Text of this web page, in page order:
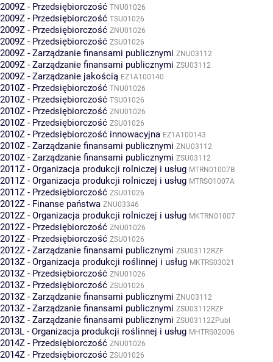
2009Z - Przedsiębiorczość TNU01026
2009Z - Przedsiębiorczość TSU01026
2009Z - Przedsiębiorczość ZNU01026
2009Z - Przedsiębiorczość ZSU01026
2009Z - Zarządzanie finansami publicznymi ZNU03112
2009Z - Zarządzanie finansami publicznymi ZSU03112
2009Z - Zarządzanie jakością EZ1A100140
2010Z - Przedsiębiorczość TNU01026
2010Z - Przedsiębiorczość TSU01026
2010Z - Przedsiębiorczość ZNU01026
2010Z - Przedsiębiorczość ZSU01026
2010Z - Przedsiębiorczość innowacyjna EZ1A100143
2010Z - Zarządzanie finansami publicznymi ZNU03112
2010Z - Zarządzanie finansami publicznymi ZSU03112
2011Z - Organizacja produkcji rolniczej i usług MTRN01007B
2011Z - Organizacja produkcji rolniczej i usług MTRSO1007A
2011Z - Przedsiębiorczość ZSU01026
2012Z - Finanse państwa ZNU03346
2012Z - Organizacja produkcji rolniczej i usług MKTRN01007
2012Z - Przedsiębiorczość ZNU01026
2012Z - Przedsiębiorczość ZSU01026
2012Z - Zarządzanie finansami publicznymi ZSU03112RZF
2013Z - Organizacja produkcji roślinnej i usług MKTRS03021
2013Z - Przedsiębiorczość ZNU01026
2013Z - Przedsiębiorczość ZSU01026
2013Z - Zarządzanie finansami publicznymi ZNU03112
2013Z - Zarządzanie finansami publicznymi ZSU03112RZF
2013Z - Zarządzanie finansami publicznymi ZSU03112ZPubl
2013L - Organizacja produkcji roślinnej i usług MHTRS02006
2014Z - Przedsiębiorczość ZNU01026
2014Z - Przedsiębiorczość ZSU01026